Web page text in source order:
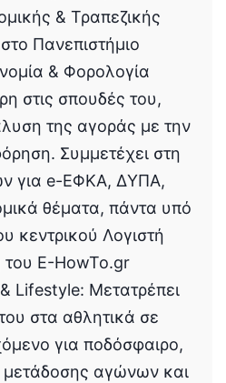
& Τραπεζικής
στο Πανεπιστήμιο
& Φορολογία
στις σπουδές του,
της αγοράς με την
Συμμετέχει στη
για e-ΕΦΚΑ, ΔΥΠΑ,
θέματα, πάντα υπό
κεντρικού Λογιστή
του E-HowTo.gr
Lifestyle: Μετατρέπει
στα αθλητικά σε
για ποδόσφαιρο,
αγώνων και